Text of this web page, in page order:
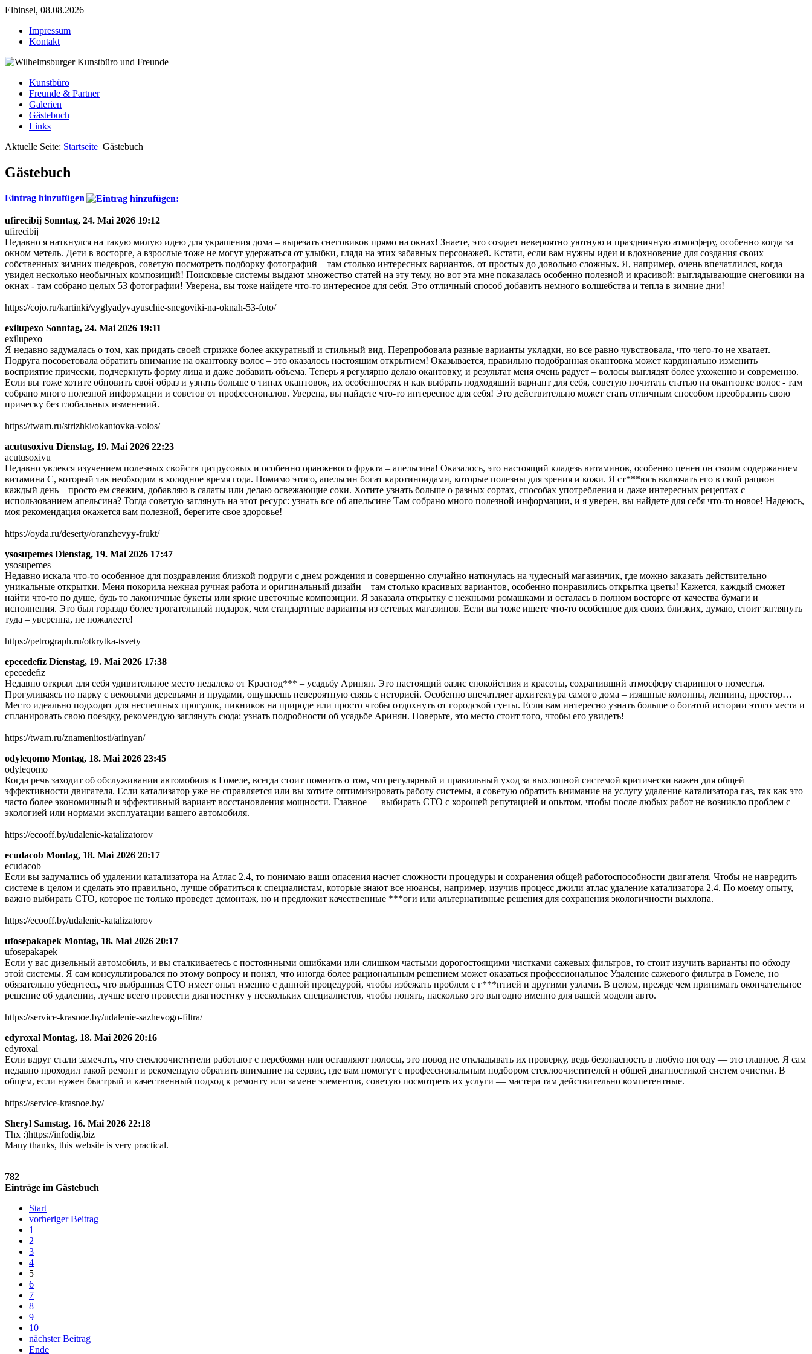
Elbinsel, 08.08.2026
Impressum
Kontakt
Kunstbüro
Freunde & Partner
Galerien
Gästebuch
Links
Aktuelle Seite: Startseite Gästebuch
Gästebuch
Eintrag hinzufügen
ufirecibij Sonntag, 24. Mai 2026 19:12
ufirecibij
Недавно я наткнулся на такую милую идею для украшения дома – вырезать снеговиков прямо на окнах! Знаете, это создает невероятно уютную и праздничную атмосферу, особенно когда за
окном метель. Дети в восторге, а взрослые тоже не могут удержаться от улыбки, глядя на этих забавных персонажей. Кстати, если вам нужны идеи и вдохновение для создания своих
собственных зимних шедевров, советую посмотреть подборку фотографий – там столько интересных вариантов, от простых до довольно сложных. Я, например, очень впечатлился, когда
увидел несколько необычных композиций! Поисковые системы выдают множество статей на эту тему, но вот эта мне показалась особенно полезной и красивой: выглядывающие снеговики на
окнах - там собрано целых 53 фотографии! Уверена, вы тоже найдете что-то интересное для себя. Это отличный способ добавить немного волшебства и тепла в зимние дни!
https://cojo.ru/kartinki/vyglyadyvayuschie-snegoviki-na-oknah-53-foto/
exilupexo Sonntag, 24. Mai 2026 19:11
exilupexo
Я недавно задумалась о том, как придать своей стрижке более аккуратный и стильный вид. Перепробовала разные варианты укладки, но все равно чувствовала, что чего-то не хватает.
Подруга посоветовала обратить внимание на окантовку волос – это оказалось настоящим открытием! Оказывается, правильно подобранная окантовка может кардинально изменить
восприятие прически, подчеркнуть форму лица и даже добавить объема. Теперь я регулярно делаю окантовку, и результат меня очень радует – волосы выглядят более ухоженно и современно.
Если вы тоже хотите обновить свой образ и узнать больше о типах окантовок, их особенностях и как выбрать подходящий вариант для себя, советую почитать статью на окантовке волос - там
собрано много полезной информации и советов от профессионалов. Уверена, вы найдете что-то интересное для себя! Это действительно может стать отличным способом преобразить свою
прическу без глобальных изменений.
https://twam.ru/strizhki/okantovka-volos/
acutusoxivu Dienstag, 19. Mai 2026 22:23
acutusoxivu
Недавно увлекся изучением полезных свойств цитрусовых и особенно оранжевого фрукта – апельсина! Оказалось, это настоящий кладезь витаминов, особенно ценен он своим содержанием
витамина C, который так необходим в холодное время года. Помимо этого, апельсин богат каротиноидами, которые полезны для зрения и кожи. Я ст***юсь включать его в свой рацион
каждый день – просто ем свежим, добавляю в салаты или делаю освежающие соки. Хотите узнать больше о разных сортах, способах употребления и даже интересных рецептах с
использованием апельсина? Тогда советую заглянуть на этот ресурс: узнать все об апельсине Там собрано много полезной информации, и я уверен, вы найдете для себя что-то новое! Надеюсь,
моя рекомендация окажется вам полезной, берегите свое здоровье!
https://oyda.ru/deserty/oranzhevyy-frukt/
ysosupemes Dienstag, 19. Mai 2026 17:47
ysosupemes
Недавно искала что-то особенное для поздравления близкой подруги с днем рождения и совершенно случайно наткнулась на чудесный магазинчик, где можно заказать действительно
уникальные открытки. Меня покорила нежная ручная работа и оригинальный дизайн – там столько красивых вариантов, особенно понравились открытка цветы! Кажется, каждый сможет
найти что-то по душе, будь то лаконичные букеты или яркие цветочные композиции. Я заказала открытку с нежными ромашками и осталась в полном восторге от качества бумаги и
исполнения. Это был гораздо более трогательный подарок, чем стандартные варианты из сетевых магазинов. Если вы тоже ищете что-то особенное для своих близких, думаю, стоит заглянуть
туда – уверенна, не пожалеете!
https://petrograph.ru/otkrytka-tsvety
epecedefiz Dienstag, 19. Mai 2026 17:38
epecedefiz
Недавно открыл для себя удивительное место недалеко от Краснод*** – усадьбу Аринян. Это настоящий оазис спокойствия и красоты, сохранивший атмосферу старинного поместья.
Прогуливаясь по парку с вековыми деревьями и прудами, ощущаешь невероятную связь с историей. Особенно впечатляет архитектура самого дома – изящные колонны, лепнина, простор…
Место идеально подходит для неспешных прогулок, пикников на природе или просто чтобы отдохнуть от городской суеты. Если вам интересно узнать больше о богатой истории этого места и
спланировать свою поездку, рекомендую заглянуть сюда: узнать подробности об усадьбе Аринян. Поверьте, это место стоит того, чтобы его увидеть!
https://twam.ru/znamenitosti/arinyan/
odyleqomo Montag, 18. Mai 2026 23:45
odyleqomo
Когда речь заходит об обслуживании автомобиля в Гомеле, всегда стоит помнить о том, что регулярный и правильный уход за выхлопной системой критически важен для общей
эффективности двигателя. Если катализатор уже не справляется или вы хотите оптимизировать работу системы, я советую обратить внимание на услугу удаление катализатора газ, так как это
часто более экономичный и эффективный вариант восстановления мощности. Главное — выбирать СТО с хорошей репутацией и опытом, чтобы после любых работ не возникло проблем с
экологией или нормами эксплуатации вашего автомобиля.
https://ecooff.by/udalenie-katalizatorov
ecudacob Montag, 18. Mai 2026 20:17
ecudacob
Если вы задумались об удалении катализатора на Атлас 2.4, то понимаю ваши опасения насчет сложности процедуры и сохранения общей работоспособности двигателя. Чтобы не навредить
системе в целом и сделать это правильно, лучше обратиться к специалистам, которые знают все нюансы, например, изучив процесс джили атлас удаление катализатора 2.4. По моему опыту,
важно выбирать СТО, которое не только проведет демонтаж, но и предложит качественные ***оги или альтернативные решения для сохранения экологичности выхлопа.
https://ecooff.by/udalenie-katalizatorov
ufosepakapek Montag, 18. Mai 2026 20:17
ufosepakapek
Если у вас дизельный автомобиль, и вы сталкиваетесь с постоянными ошибками или слишком частыми дорогостоящими чистками сажевых фильтров, то стоит изучить варианты по обходу
этой системы. Я сам консультировался по этому вопросу и понял, что иногда более рациональным решением может оказаться профессиональное Удаление сажевого фильтра в Гомеле, но
обязательно убедитесь, что выбранная СТО имеет опыт именно с данной процедурой, чтобы избежать проблем с г***нтией и другими узлами. В целом, прежде чем принимать окончательное
решение об удалении, лучше всего провести диагностику у нескольких специалистов, чтобы понять, насколько это выгодно именно для вашей модели авто.
https://service-krasnoe.by/udalenie-sazhevogo-filtra/
edyroxal Montag, 18. Mai 2026 20:16
edyroxal
Если вдруг стали замечать, что стеклоочистители работают с перебоями или оставляют полосы, это повод не откладывать их проверку, ведь безопасность в любую погоду — это главное. Я сам
недавно проходил такой ремонт и рекомендую обратить внимание на сервис, где вам помогут с профессиональным подбором стеклоочистителей и общей диагностикой систем очистки. В
общем, если нужен быстрый и качественный подход к ремонту или замене элементов, советую посмотреть их услуги — мастера там действительно компетентные.
https://service-krasnoe.by/
Sheryl Samstag, 16. Mai 2026 22:18
Thx :)https://infodig.biz
Many thanks, this website is very practical.
782
Einträge im Gästebuch
Start
vorheriger Beitrag
1
2
3
4
5
6
7
8
9
10
nächster Beitrag
Ende